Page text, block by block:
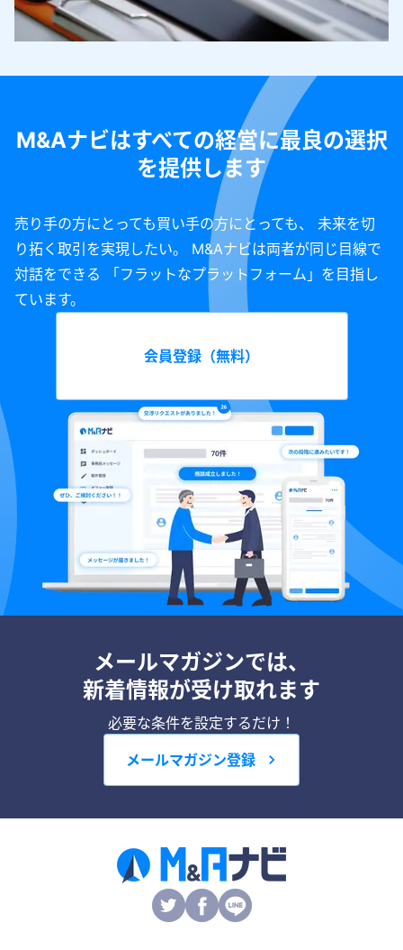
M&Aナビはすべての経営に最良の選択
を提供します
売り手の方にとっても買い手の方にとっても、 未来を切
り拓く取引を実現したい。 M&Aナビは両者が同じ目線で
対話をできる 「フラットなプラットフォーム」を目指し
ています。
会員登録（無料）
メールマガジンでは、
新着情報が受け取れます
必要な条件を設定するだけ！
メールマガジン登録